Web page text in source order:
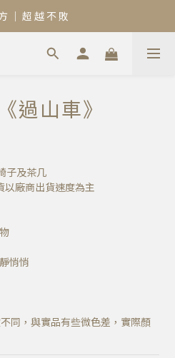
｜ 超 越 不 敗
過山車》
子及茶几
廠商出貨速度為主
悄悄
同，與實品有些微色差，實際顏